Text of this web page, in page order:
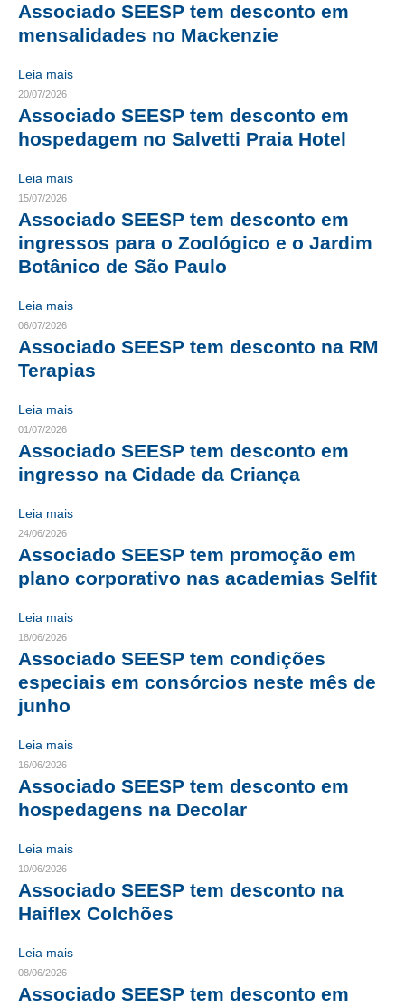
PERSONALIDADES DA TECNOLOGIA
NÚCLEO DA MULHER ENGENHEIRA
TRANSPARÊNCIA
JURÍDICO
ACORDOS, CONVENÇÕES E DISSÍDIOS
CONTRIBUIÇÕES
CONTRIBUIÇÃO ASSISTENCIAL
CONTRIBUIÇÃO ASSOCIATIVA OU ANUIDADE DE SÓCIO
CONTRIBUIÇÃO SINDICAL URBANA
REVISÃO DE APOSENTADORIA
FGTS EXPURGOS
FGTS CORREÇÃO
LEGISLAÇÃO
LEI 5.194/1966 – REGULAMENTAÇÃO DA PROFISSÃO
RES 1.002/2002 – CÓDIGO DE ÉTICA
HOMOLOGAÇÕES
PISO SALARIAL
FIQUE POR DENTRO
OPORTUNIDADES
APRESENTAÇÃO
EMPREGO E ESTÁGIO
CARREIRA
NEWSLETTER
Associado SEESP tem desconto em
mensalidades no Mackenzie
Leia mais
20/07/2026
Associado SEESP tem desconto em
hospedagem no Salvetti Praia Hotel
Leia mais
15/07/2026
Associado SEESP tem desconto em
ingressos para o Zoológico e o Jardim
Botânico de São Paulo
Leia mais
06/07/2026
Associado SEESP tem desconto na RM
Terapias
Leia mais
01/07/2026
Associado SEESP tem desconto em
ingresso na Cidade da Criança
Leia mais
24/06/2026
Associado SEESP tem promoção em
plano corporativo nas academias Selfit
Leia mais
18/06/2026
Associado SEESP tem condições
especiais em consórcios neste mês de
junho
Leia mais
16/06/2026
Associado SEESP tem desconto em
hospedagens na Decolar
Leia mais
10/06/2026
Associado SEESP tem desconto na
Haiflex Colchões
Leia mais
08/06/2026
Associado SEESP tem desconto em